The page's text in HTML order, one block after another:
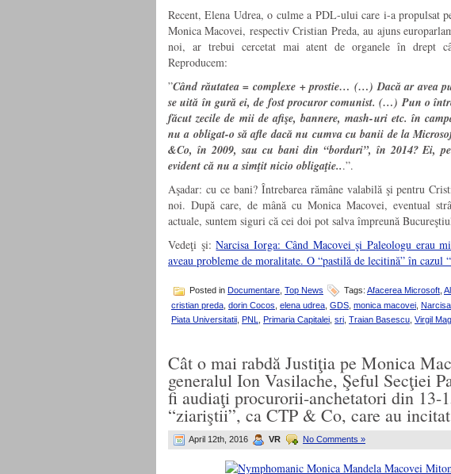
Recent, Elena Udrea, o culme a PDL-ului care i-a propulsat
Monica Macovei, respectiv Cristian Preda, au ajuns
noi, ar trebui cercetat mai atent de organele în drept
Reproducem:
”Când răutatea = complexe + prostie… (…) Dacă ar avea
se uită în gură ei, de fost procuror comunist. (…) Pun o
făcut zecile de mii de afişe, bannere, mash-uri etc. în
nu a obligat-o să afle dacă nu cumva cu banii de la
&Co, în 2009, sau cu bani din “borduri”, în 2014? Ei,
evident că nu a simţit nicio obligaţie...”.
Aşadar: cu ce bani? Întrebarea rămâne valabilă şi pentru
noi. După care, de mână cu Monica Macovei, eventual
actuale, suntem siguri că cei doi pot salva împreună
Vedeţi şi:Narcisa Iorga: Când Macovei şi Paleologu erau
aveau probleme de moralitate. O “pastilă de lecitină” în cazul
Posted in Documentare Top News Tags: Afacerea Microsoft
cristian preda dorin Cocos elena udrea GDS monica macovei
Piata Universitatii PNL Primaria Capitalei sri Traian Basescu Virgil
Cât o mai rabdă Justiţia pe Monica
generalul Ion Vasilache, Şeful Secţiei
fi audiaţi procurorii-anchetatori din 13-
“ziariştii”, ca CTP & Co, care au
April 12th, 2016 VR No Comments »